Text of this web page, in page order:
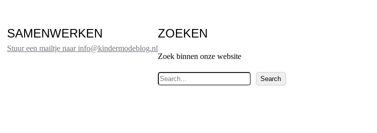
SAMENWERKEN
Stuur een mailtje naar info@kindermodeblog.nl
ZOEKEN
Zoek binnen onze website
Z
Search